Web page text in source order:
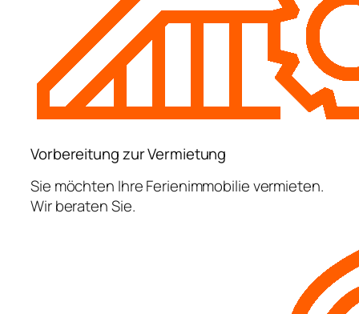
Vorbereitung zur Vermietung
Sie möchten Ihre Ferienimmobilie vermieten.
Wir beraten Sie.